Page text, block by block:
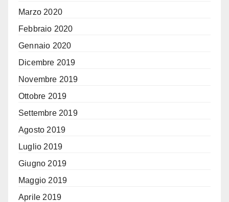
Marzo 2020
Febbraio 2020
Gennaio 2020
Dicembre 2019
Novembre 2019
Ottobre 2019
Settembre 2019
Agosto 2019
Luglio 2019
Giugno 2019
Maggio 2019
Aprile 2019